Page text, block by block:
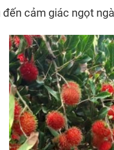
cảm giác ngọt